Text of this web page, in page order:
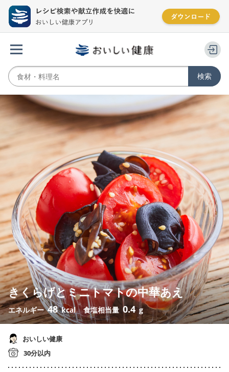
きくらげとミニトマトの中華あえ
エネルギー48 kcal 食塩相当量 0.4 g
おいしい健康
30分以内